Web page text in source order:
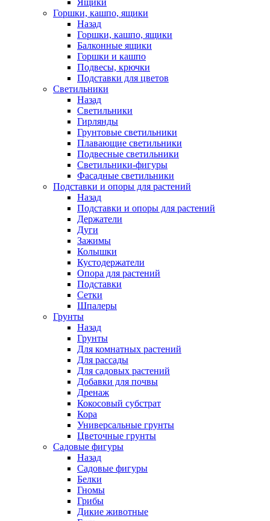
Ящики
Горшки, кашпо, ящики
Назад
Горшки, кашпо, ящики
Балконные ящики
Горшки и кашпо
Подвесы, крючки
Подставки для цветов
Светильники
Назад
Светильники
Гирлянды
Грунтовые светильники
Плавающие светильники
Подвесные светильники
Светильники-фигуры
Фасадные светильники
Подставки и опоры для растений
Назад
Подставки и опоры для растений
Держатели
Дуги
Зажимы
Колышки
Кустодержатели
Опора для растений
Подставки
Сетки
Шпалеры
Грунты
Назад
Грунты
Для комнатных растений
Для рассады
Для садовых растений
Добавки для почвы
Дренаж
Кокосовый субстрат
Кора
Универсальные грунты
Цветочные грунты
Садовые фигуры
Назад
Садовые фигуры
Белки
Гномы
Грибы
Дикие животные